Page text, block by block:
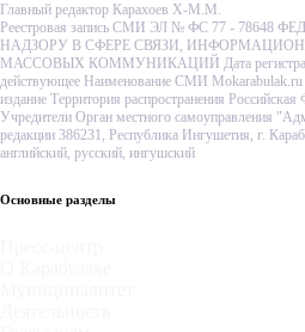
Главный редактор Карахоев Х-М.М.
Реестровая запись СМИ ЭЛ № ФС 77 -
НАДЗОРУ В СФЕРЕ СВЯЗИ,
МАССОВЫХ КОММУНИКАЦИЙ Дата регистрации
действующее Наименование СМИ Mokarabulak.ru
издание Территория распространения
Учредители Орган местного самоуправления
редакции 386231, Республика Ингушетия, г.
английский, русский, ингушский
Основные разделы